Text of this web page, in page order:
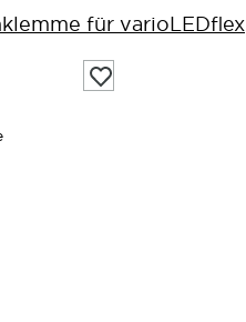
für varioLEDflex
Auf
die